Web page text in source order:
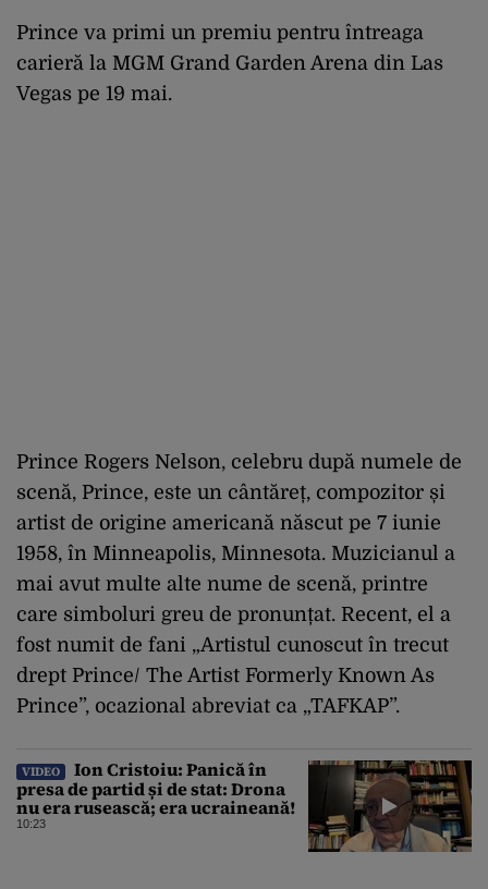
Prince va primi un premiu pentru întreaga
carieră la MGM Grand Garden Arena din Las
Vegas pe 19 mai.
Prince Rogers Nelson, celebru după numele de
scenă, Prince, este un cântăreț, compozitor și
artist de origine americană născut pe 7 iunie
1958, în Minneapolis, Minnesota. Muzicianul a
mai avut multe alte nume de scenă, printre
care simboluri greu de pronunțat. Recent, el a
fost numit de fani „Artistul cunoscut în trecut
drept Prince/ The Artist Formerly Known As
Prince”, ocazional abreviat ca „TAFKAP”.
VIDEO
Ion Cristoiu: Panică în
presa de partid și de stat: Drona
nu era rusească; era ucraineană!
10:23